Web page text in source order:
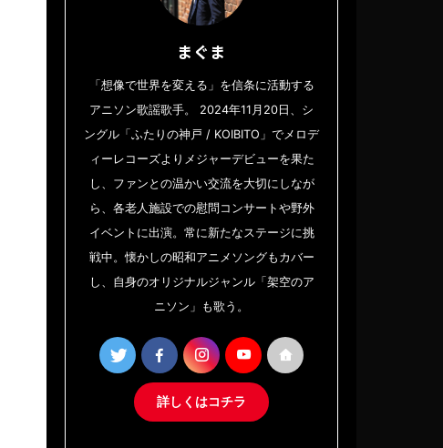
まぐま
「想像で世界を変える」を信条に活動する
アニソン歌謡歌手。 2024年11月20日、シ
ングル「ふたりの神戸 / KOIBITO」でメロデ
ィーレコーズよりメジャーデビューを果た
し、ファンとの温かい交流を大切にしなが
ら、各老人施設での慰問コンサートや野外
イベントに出演。常に新たなステージに挑
戦中。懐かしの昭和アニメソングもカバー
し、自身のオリジナルジャンル「架空のア
ニソン」も歌う。
詳しくはコチラ